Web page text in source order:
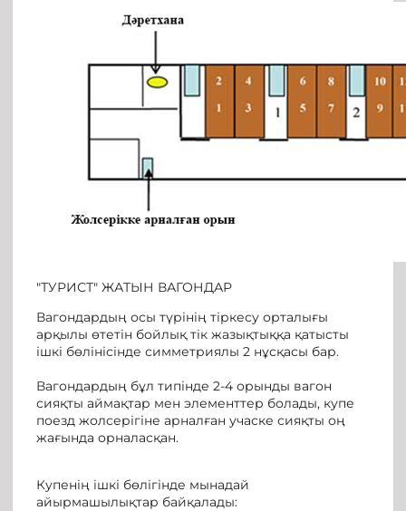
"ТУРИСТ" ЖАТЫН ВАГОНДАР
Вагондардың осы түрінің тіркесу орталығы
арқылы өтетін бойлық тік жазықтыққа қатысты
ішкі бөлінісінде симметриялы 2 нұсқасы бар.
Вагондардың бұл типінде 2-4 орынды вагон
сияқты аймақтар мен элементтер болады, купе
поезд жолсерігіне арналған учаске сияқты оң
жағында орналасқан.
Купенің ішкі бөлігінде мынадай
айырмашылықтар байқалады: